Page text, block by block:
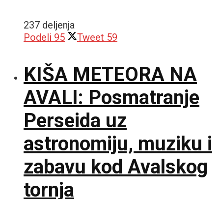
237 deljenja
Podeli 95 Tweet 59
KIŠA METEORA NA
AVALI: Posmatranje
Perseida uz
astronomiju, muziku i
zabavu kod Avalskog
tornja